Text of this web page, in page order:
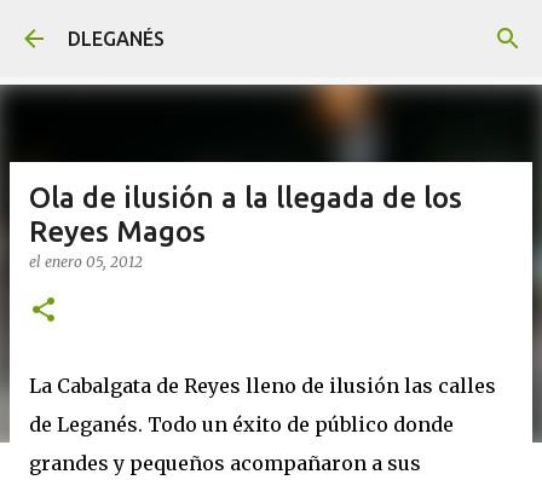
DLEGANÉS
Ola de ilusión a la llegada de los
Reyes Magos
el enero 05, 2012
La Cabalgata de Reyes lleno de ilusión las calles
de Leganés. Todo un éxito de público donde
grandes y pequeños acompañaron a sus